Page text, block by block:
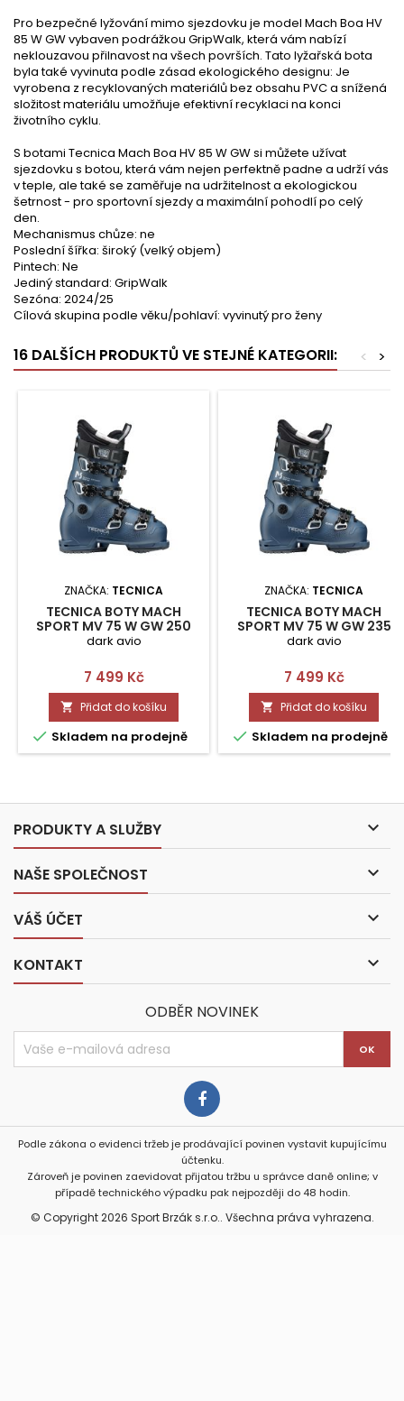
Pro bezpečné lyžování mimo sjezdovku je model Mach Boa HV
85 W GW vybaven podrážkou GripWalk, která vám nabízí
neklouzavou přilnavost na všech površích. Tato lyžařská bota
byla také vyvinuta podle zásad ekologického designu: Je
vyrobena z recyklovaných materiálů bez obsahu PVC a snížená
složitost materiálu umožňuje efektivní recyklaci na konci
životního cyklu.
S botami Tecnica Mach Boa HV 85 W GW si můžete užívat
sjezdovku s botou, která vám nejen perfektně padne a udrží vás
v teple, ale také se zaměřuje na udržitelnost a ekologickou
šetrnost - pro sportovní sjezdy a maximální pohodlí po celý
den.
Mechanismus chůze: ne
Poslední šířka: široký (velký objem)
Pintech: Ne
Jediný standard: GripWalk
Sezóna: 2024/25
Cílová skupina podle věku/pohlaví: vyvinutý pro ženy
16 DALŠÍCH PRODUKTŮ VE STEJNÉ KATEGORII: >
<
ZNAČKA: TECNICA
TECNICA BOTY MACH
SPORT MV 75 W GW 250
dark avio
Cena
7 499 Kč
 Přidat do košíku
 Skladem na prodejně
ZNAČKA: TECNICA
TECNICA BOTY MACH
SPORT MV 75 W GW 235
dark avio
Cena
7 499 Kč
 Přidat do košíku
 Skladem na prodejně
PRODUKTY A SLUŽBY 
NAŠE SPOLEČNOST 
VÁŠ ÚČET 
KONTAKT 
ODBĚR NOVINEK
Podle zákona o evidenci tržeb je prodávající povinen vystavit kupujícímu
účtenku.
Zároveň je povinen zaevidovat přijatou tržbu u správce daně online; v
případě technického výpadku pak nejpozději do 48 hodin.
© Copyright 2026 Sport Brzák s.r.o.. Všechna práva vyhrazena.